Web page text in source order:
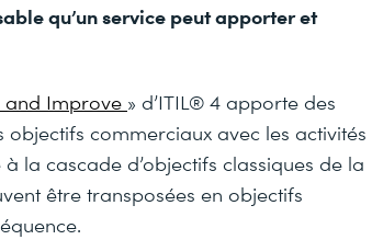
qu’un service peut apporter et
and Improve » d’ITIL® 4 apporte des
commerciaux avec les activités
la cascade d’objectifs classiques de la
être transposées en objectifs